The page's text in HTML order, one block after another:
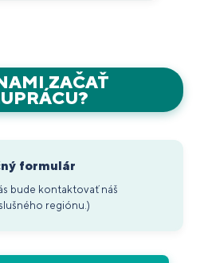
ZAČAŤ
formulár
bude kontaktovať náš
regiónu.)